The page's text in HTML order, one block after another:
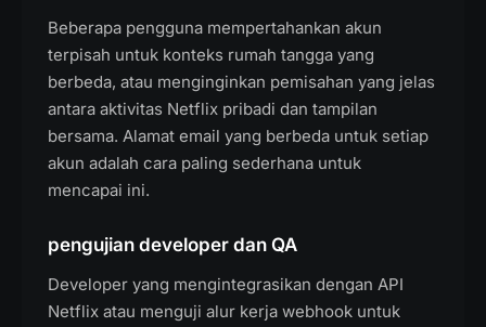
Beberapa pengguna mempertahankan akun
terpisah untuk konteks rumah tangga yang
berbeda, atau menginginkan pemisahan yang jelas
antara aktivitas Netflix pribadi dan tampilan
bersama. Alamat email yang berbeda untuk setiap
akun adalah cara paling sederhana untuk
mencapai ini.
pengujian developer dan QA
Developer yang mengintegrasikan dengan API
Netflix atau menguji alur kerja webhook untuk